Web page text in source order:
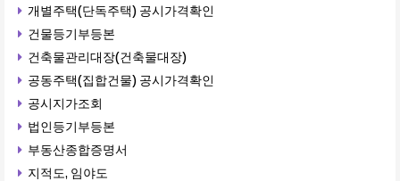
개별주택(단독주택) 공시가격확인
건물등기부등본
건축물관리대장(건축물대장)
공동주택(집합건물) 공시가격확인
공시지가조회
법인등기부등본
부동산종합증명서
지적도, 임야도